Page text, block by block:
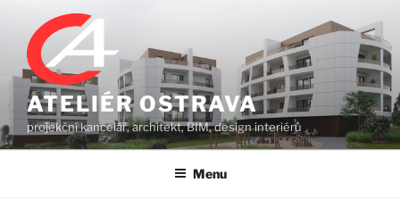
obsahu
webu
ATELIÉR OSTRAVA
projekční kancelář, architekt, BIM, design interiérů
Menu